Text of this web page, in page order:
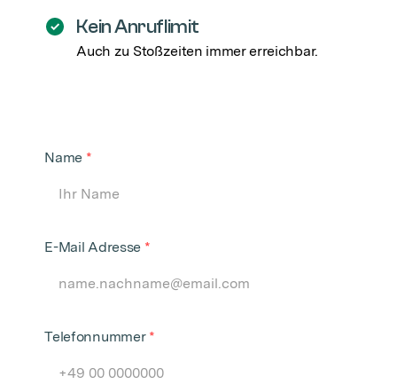
Kein Anruflimit
Auch zu Stoßzeiten immer erreichbar.
Name *
E-Mail Adresse *
Telefonnummer *